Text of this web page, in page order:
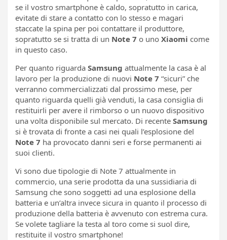
se il vostro smartphone è caldo, sopratutto in carica,
evitate di stare a contatto con lo stesso e magari
staccate la spina per poi contattare il produttore,
sopratutto se si tratta di un Note 7 o uno Xiaomi come
in questo caso.
Per quanto riguarda Samsung attualmente la casa è al
lavoro per la produzione di nuovi Note 7 “sicuri” che
verranno commercializzati dal prossimo mese, per
quanto riguarda quelli già venduti, la casa consiglia di
restituirli per avere il rimborso o un nuovo dispositivo
una volta disponibile sul mercato. Di recente Samsung
si è trovata di fronte a casi nei quali l’esplosione del
Note 7 ha provocato danni seri e forse permanenti ai
suoi clienti.
Vi sono due tipologie di Note 7 attualmente in
commercio, una serie prodotta da una sussidiaria di
Samsung che sono soggetti ad una esplosione della
batteria e un’altra invece sicura in quanto il processo di
produzione della batteria è avvenuto con estrema cura.
Se volete tagliare la testa al toro come si suol dire,
restituite il vostro smartphone!